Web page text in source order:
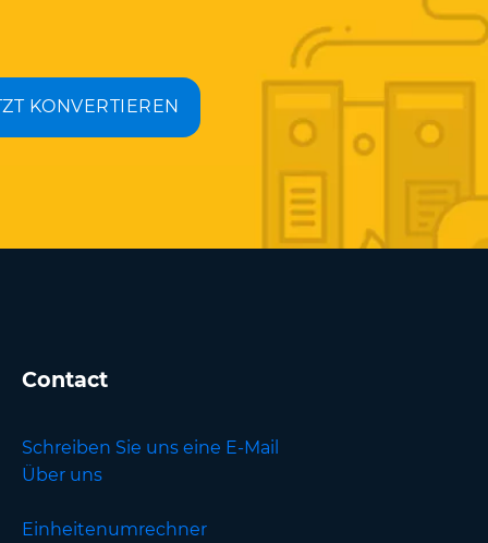
KONVERTIEREN
Contact
Schreiben Sie uns eine E-Mail
Über uns
Einheitenumrechner